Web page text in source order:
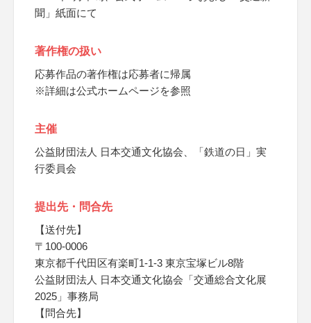
聞」紙面にて
著作権の扱い
応募作品の著作権は応募者に帰属
※詳細は公式ホームページを参照
主催
公益財団法人 日本交通文化協会、「鉄道の日」実
行委員会
提出先・問合先
【送付先】
〒100-0006
東京都千代田区有楽町1-1-3 東京宝塚ビル8階
公益財団法人 日本交通文化協会「交通総合文化展
2025」事務局
【問合先】